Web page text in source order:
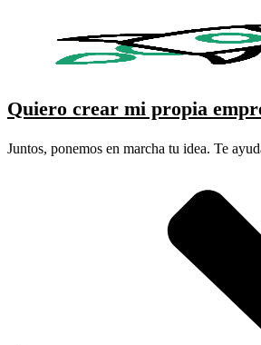
Quiero crear mi propia
Juntos, ponemos en marcha tu idea. Te